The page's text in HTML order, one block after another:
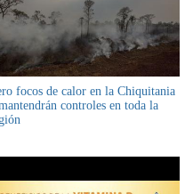
focos de calor en la Chiquitania
controles en toda la